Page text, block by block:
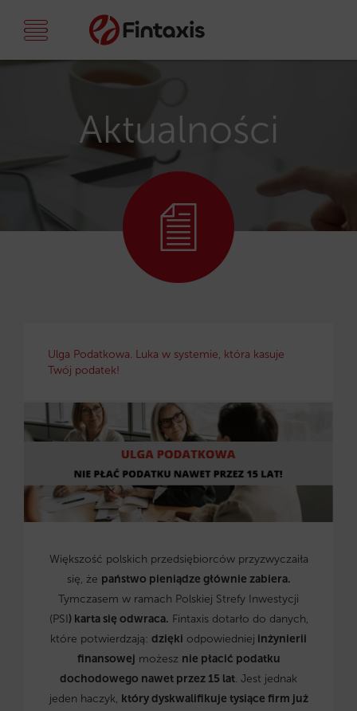
Aktualności
Ulga Podatkowa. Luka w systemie, która kasuje
Twój podatek!
Większość polskich przedsiębiorców przyzwyczaiła
się, że państwo pieniądze głównie zabiera.
Tymczasem w ramach Polskiej Strefy Inwestycji
(PSI) karta się odwraca. Fintaxis dotarło do danych,
które potwierdzają: dzięki odpowiedniej inżynierii
finansowej możesz nie płacić podatku
dochodowego nawet przez 15 lat. Jest jednak
jeden haczyk, który dyskwalifikuje tysiące firm już